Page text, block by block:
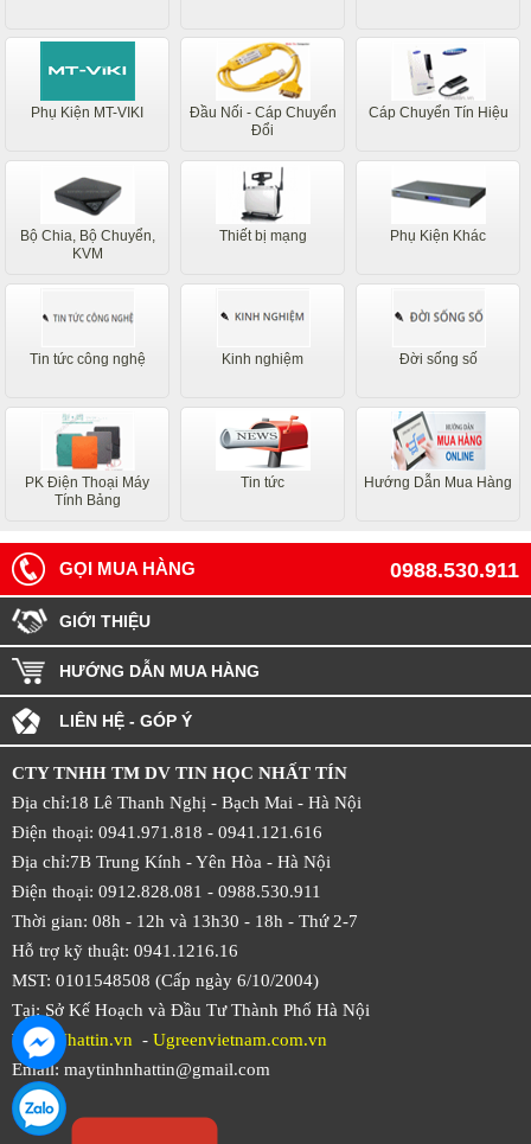
Phụ Kiện MT-VIKI
Đầu Nối - Cáp Chuyển
Đổi
Cáp Chuyển Tín Hiệu
Bộ Chia, Bộ Chuyển,
KVM
Thiết bị mạng Phụ Kiện Khác
Tin tức công nghệ Kinh nghiệm Đời sống số
PK Điện Thoại Máy
Tính Bảng
Tin tức Hướng Dẫn Mua Hàng
0988.530.911
GỌI MUA HÀNG
GIỚI THIỆU
HƯỚNG DẪN MUA HÀNG
LIÊN HỆ - GÓP Ý
CTY TNHH TM DV TIN HỌC NHẤT TÍN
Địa chỉ:18 Lê Thanh Nghị - Bạch Mai - Hà Nội
Điện thoại: 0941.971.818 - 0941.121.616
Địa chỉ:7B Trung Kính - Yên Hòa - Hà Nội
Điện thoại: 0912.828.081 - 0988.530.911
Thời gian: 08h - 12h và 13h30 - 18h - Thứ 2-7
Hỗ trợ kỹ thuật: 0941.1216.16
MST: 0101548508 (Cấp ngày 6/10/2004)
Tại: Sở Kế Hoạch và Đầu Tư Thành Phố Hà Nội
Web:Nhattin.vn - Ugreenvietnam.com.vn
Email: maytinhnhattin@gmail.com